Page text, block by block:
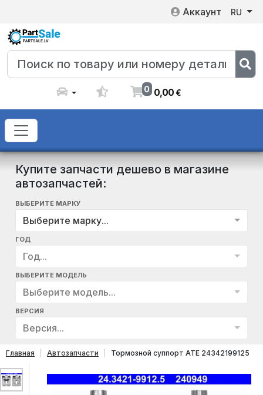
Аккаунт RU
0 0,00€
Купите запчасти дешево в магазине
автозапчастей:
ВЫБЕРИТЕ МАРКУ
Выберите марку...
ГОД
Год...
ВЫБЕРИТЕ МОДЕЛЬ
Выберите модель...
ВЕРСИЯ
Версия...
Главная Автозапчасти Тормозной суппорт ATE 24342199125